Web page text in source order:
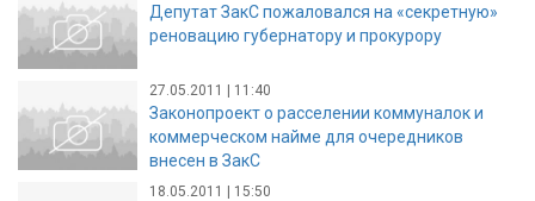
Депутат ЗакС пожаловался на «секретную»
реновацию губернатору и прокурору
27.05.2011 | 11:40
Законопроект о расселении коммуналок и
коммерческом найме для очередников
внесен в ЗакС
18.05.2011 | 15:50